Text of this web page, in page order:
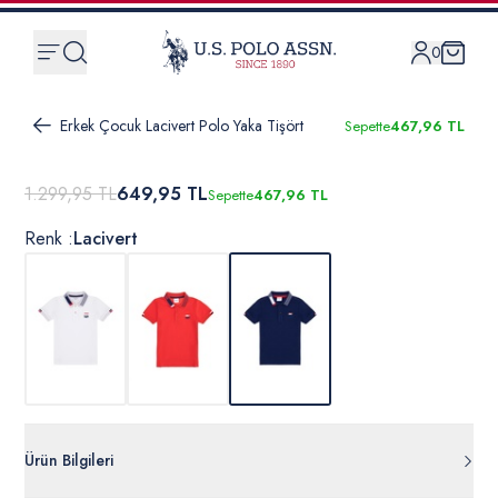
0
Erkek Çocuk Lacivert Polo Yaka Tişört Sepette467,96 TL
1.299,95 TL649,95 TLSepette467,96 TL
Renk :Lacivert
Ürün Bilgileri